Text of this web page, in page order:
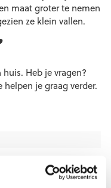
maat groter te nemen
ze klein vallen.
Heb je vragen?
je graag verder.